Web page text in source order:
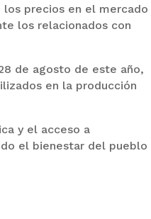
precios en el mercado
los relacionados con
de agosto de este año,
en la producción
y el acceso a
el bienestar del pueblo